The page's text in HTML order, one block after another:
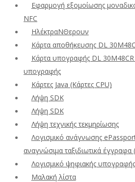
Εφαρμογή εξομοίωσης
NFC
ΗλέκτραΝΘερουν
Κάρτα αποθήκευσης DL
Κάρτα υπογραφής DL
υπογραφής
Κάρτες Java (Κάρτες CPU)
Λήψη SDK
Λήψη SDK
Λήψη τεχνικής τεκμηρίωσης
Λογισμικό ανάγνωσης
αναγνώσιμα ταξιδιωτικά έγγραφα
Λογισμικό ψηφιακής
Μαλακή λίστα